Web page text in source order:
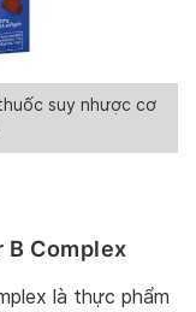
suy nhược cơ
B Complex
là thực phẩm